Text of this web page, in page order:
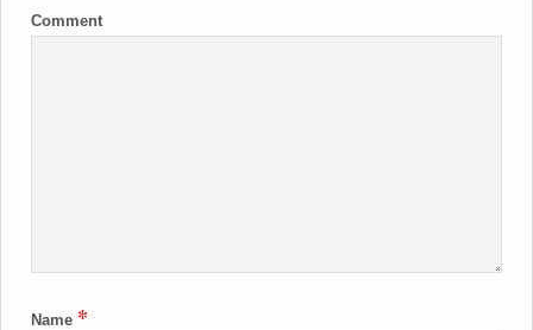
Comment
Name *